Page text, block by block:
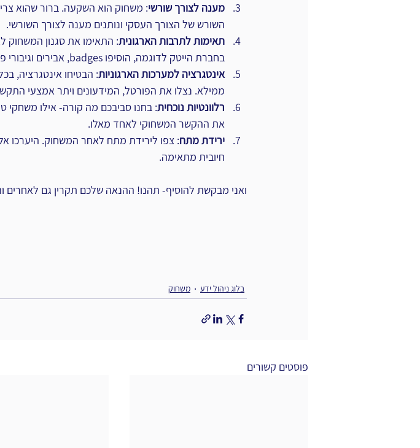
מענה לצורך שורשי: משחוק הוא השקעה. ברור שהוא
השורש של הצורך העסקי ונותנים מענה לצורך השורשי.
תאימות לתרבות הארגונית: התאימו את סגנון המשחוק
בחברת הייטק לדוגמה, הוסיפו badges, אבירים וגיבורי פנטזיה אחרים.
אינטגרציה למערכות הארגוניות: הבטיחו אינטגרציה,
ממילא. נצלו את הפורטל, המידעונים ויתר אמצעי
רלוונטיות נוכחית: בחנו סביבכם מה קורה- אילו משחקי
את ההקשר המשחוקי לאחד מאלו.
ירידת מתח
חיובית מתאימה.
ואני מבקשת להוסיף- תהנו! ההנאה שלכם תקרין גם
בלוג ניהול ידע משחוק
פוסטים קשורים